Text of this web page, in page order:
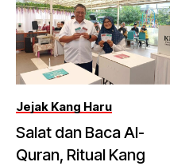
Jejak Kang Haru
Salat dan Baca Al-
Quran, Ritual Kang